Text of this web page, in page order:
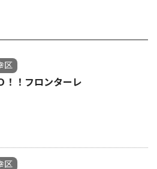
区
！！フロンターレ
区